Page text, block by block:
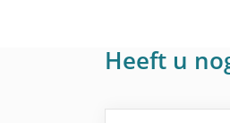
Heeft u